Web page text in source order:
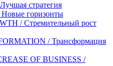
стратегия
горизонты
/ Стремительный рост
/ Трансформация
OF BUSINESS /